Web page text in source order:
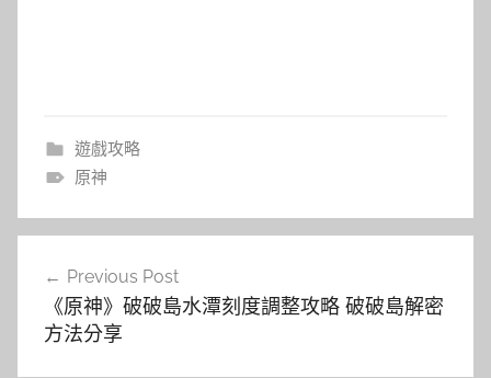
遊戲攻略
原神
Previous Post
《原神》破破島水潭刻度調整攻略 破破島解密
方法分享